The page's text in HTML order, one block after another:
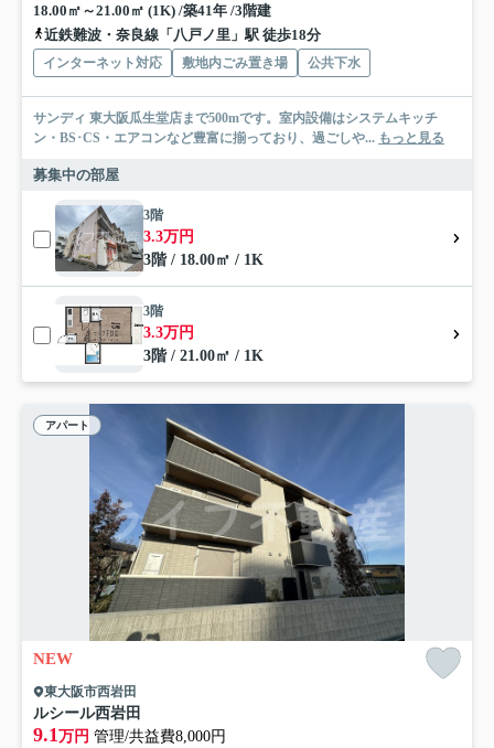
18.00㎡～21.00㎡ (1K) /築41年 /3階建
近鉄難波・奈良線「八戸ノ里」駅 徒歩18分
インターネット対応 敷地内ごみ置き場 公共下水
サンディ 東大阪瓜生堂店まで500mです。室内設備はシステムキッチ
ン・BS･CS・エアコンなど豊富に揃っており、過ごしや... もっと見る
募集中の部屋
3階
3.3万円
3階 / 18.00㎡ / 1K
3階
3.3万円
3階 / 21.00㎡ / 1K
アパート
NEW
東大阪市西岩田
ルシール西岩田
9.1万円 管理/共益費8,000円